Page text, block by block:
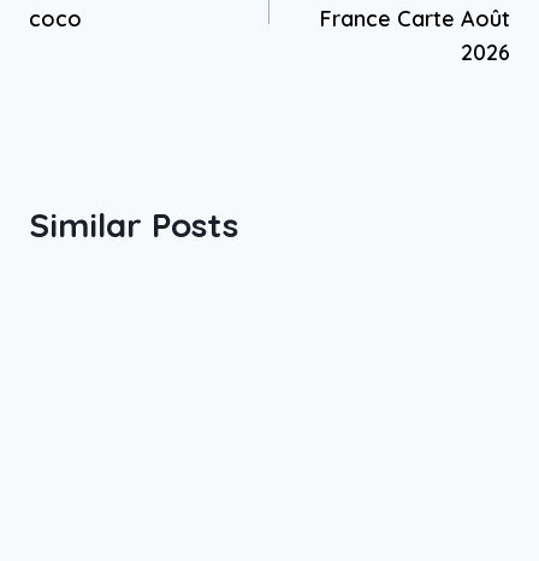
coco
France Carte Août
2026
Similar Posts